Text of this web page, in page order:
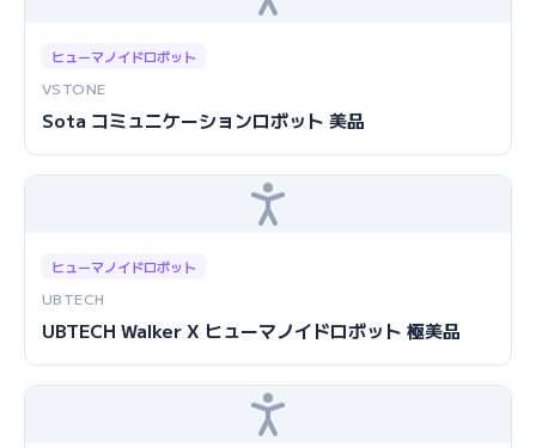
ヒューマノイドロボット
VSTONE
Sota コミュニケーションロボット 美品
ヒューマノイドロボット
UBTECH
UBTECH Walker X ヒューマノイドロボット 極美品